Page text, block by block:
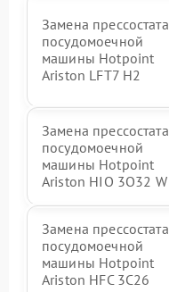
Замена прессостата
посудомоечной
машины Hotpoint
Ariston LFT7 H2
Замена прессостата
посудомоечной
машины Hotpoint
Ariston HIO 3O32 W
Замена прессостата
посудомоечной
машины Hotpoint
Ariston HFC 3C26